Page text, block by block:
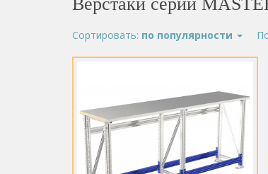
Сортировать: по популярности